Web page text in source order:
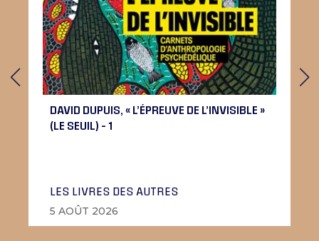
DAVID DUPUIS, « L’ÉPREUVE DE L’INVISIBLE »
(LE SEUIL) – 1
LES LIVRES DES AUTRES
5 AOÛT 2026